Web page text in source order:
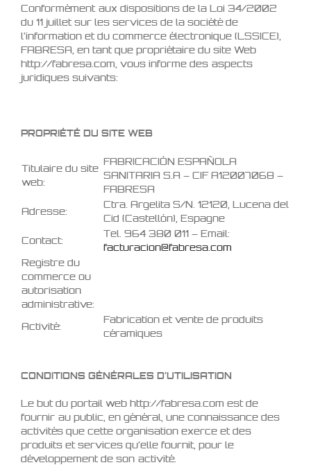
Conformément aux dispositions de la Loi 34/2002
du 11 juillet sur les services de la société de
l’information et du commerce électronique (LSSICE),
FABRESA, en tant que propriétaire du site Web
http://fabresa.com, vous informe des aspects
juridiques suivants:
PROPRIÉTÉ DU SITE WEB
Titulaire du site
web:
FABRICACIÓN ESPAÑOLA
SANITARIA S.A – CIF A12007068 –
FABRESA
Adresse:
Ctra. Argelita S/N. 12120, Lucena del
Cid (Castellón), Espagne
Contact:
Tel. 964 380 011 – Email:
facturacion@fabresa.com
Registre du
commerce ou
autorisation
administrative:
Activité:
Fabrication et vente de produits
céramiques
CONDITIONS GÉNÉRALES D’UTILISATION
Le but du portail web http://fabresa.com est de
fournir au public, en général, une connaissance des
activités que cette organisation exerce et des
produits et services qu’elle fournit, pour le
développement de son activité.